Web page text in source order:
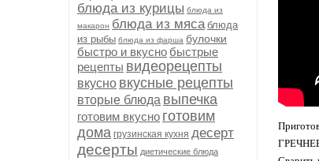
блюда из курицы блюда из
макарон блюда из мяса блюда
из рыбы блюда из фарша булочки
быстро и вкусно быстрые
рецепты видеорецепты
вкусно вкусные рецепты
вторые блюда выпечка
готовим вкусно готовим
дома грузинская кухня десерт
десерты диетические блюда